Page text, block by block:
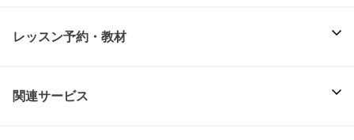
レッスン予約・教材
関連サービス